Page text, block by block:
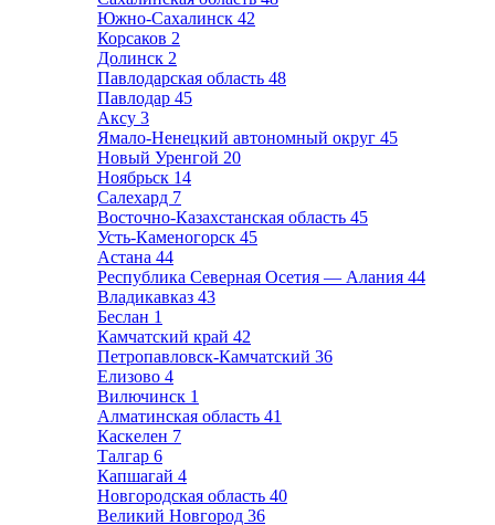
Южно-Сахалинск 42
Корсаков 2
Долинск 2
Павлодарская область 48
Павлодар 45
Аксу 3
Ямало-Ненецкий автономный округ 45
Новый Уренгой 20
Ноябрьск 14
Салехард 7
Восточно-Казахстанская область 45
Усть-Каменогорск 45
Астана 44
Республика Северная Осетия — Алания 44
Владикавказ 43
Беслан 1
Камчатский край 42
Петропавловск-Камчатский 36
Елизово 4
Вилючинск 1
Алматинская область 41
Каскелен 7
Талгар 6
Капшагай 4
Новгородская область 40
Великий Новгород 36